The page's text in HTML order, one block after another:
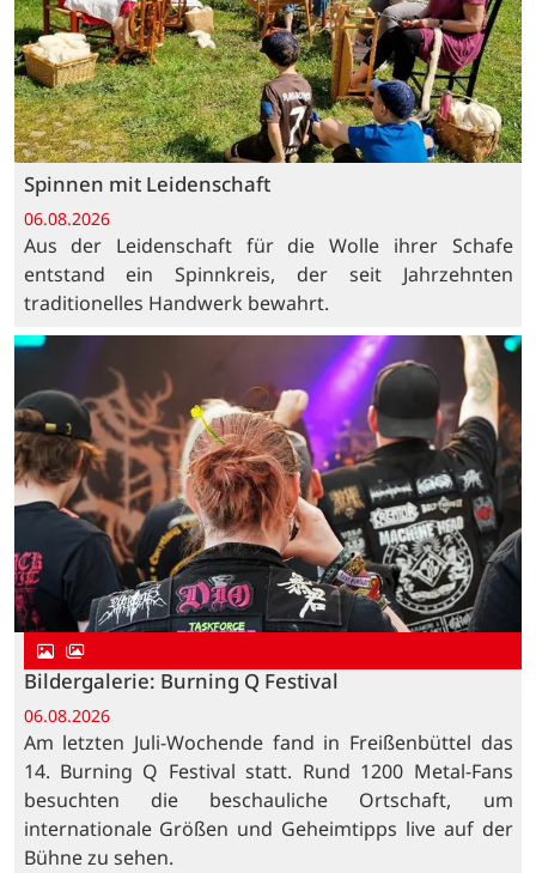
Spinnen mit Leidenschaft
06.08.2026
Aus der Leidenschaft für die Wolle ihrer Schafe
entstand ein Spinnkreis, der seit Jahrzehnten
traditionelles Handwerk bewahrt.
Bildergalerie: Burning Q Festival
06.08.2026
Am letzten Juli-Wochende fand in Freißenbüttel das
14. Burning Q Festival statt. Rund 1200 Metal-Fans
besuchten die beschauliche Ortschaft, um
internationale Größen und Geheimtipps live auf der
Bühne zu sehen.